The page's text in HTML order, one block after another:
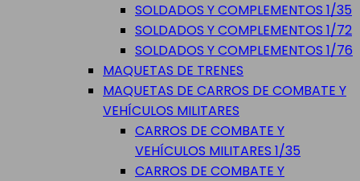
SOLDADOS Y COMPLEMENTOS 1/35
SOLDADOS Y COMPLEMENTOS 1/72
SOLDADOS Y COMPLEMENTOS 1/76
MAQUETAS DE TRENES
MAQUETAS DE CARROS DE COMBATE Y
VEHÍCULOS MILITARES
CARROS DE COMBATE Y
VEHÍCULOS MILITARES 1/35
CARROS DE COMBATE Y